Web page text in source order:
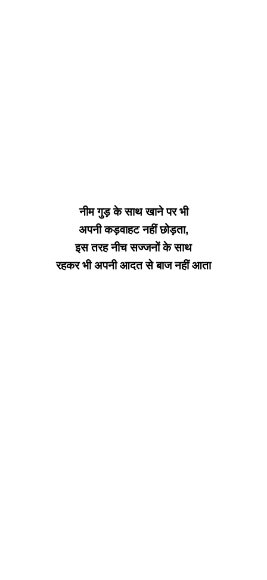
नीम गुड़ के साथ खाने पर भी
अपनी कड़वाहट नहीं छोड़ता,
इस तरह नीच सज्जनों के साथ
रहकर भी अपनी आदत से बाज नहीं आता